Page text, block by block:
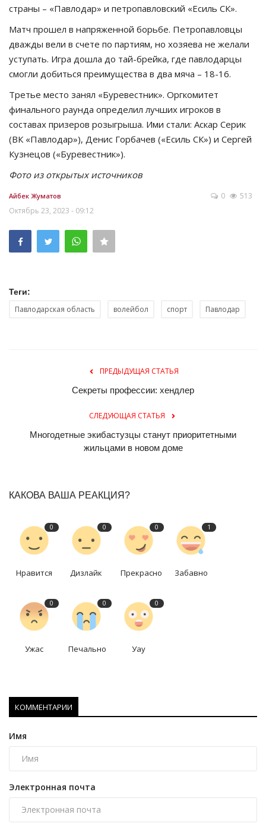
страны – «Павлодар» и петропавловский «Есиль СК».
Матч прошел в напряженной борьбе. Петропавловцы
дважды вели в счете по партиям, но хозяева не желали
уступать. Игра дошла до тай-брейка, где павлодарцы
смогли добиться преимущества в два мяча – 18-16.
Третье место занял «Буревестник». Оргкомитет
финального раунда определил лучших игроков в
составах призеров розыгрыша. Ими стали: Аскар Серик
(ВК «Павлодар»), Денис Горбачев («Есиль СК») и Сергей
Кузнецов («Буревестник»).
Фото из открытых источников
Айбек Жуматов
Октябрь 23, 2023 - 09:12
0 513
Теги:
Павлодарская область волейбол спорт Павлодар
ПРЕДЫДУЩАЯ СТАТЬЯ
Секреты профессии: хендлер
СЛЕДУЮЩАЯ СТАТЬЯ
Многодетные экибастузцы станут приоритетными
жильцами в новом доме
КАКОВА ВАША РЕАКЦИЯ?
0
Нравится
0
Дизлайк
0
Прекрасно
1
Забавно
0
Ужас
0
Печально
0
Уау
КОММЕНТАРИИ
Имя
Электронная почта